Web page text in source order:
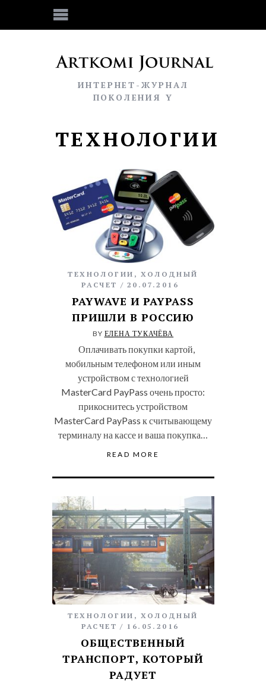
ИНТЕРНЕТ-ЖУРНАЛ
ПОКОЛЕНИЯ Y
ТЕХНОЛОГИИ
ТЕХНОЛОГИИ ,ХОЛОДНЫЙ
РАСЧЕТ
20.07.2016
PAYWAVE И PAYPASS
ПРИШЛИ В РОССИЮ
BY ЕЛЕНА ТУКАЧЁВА
Оплачивать покупки картой,
мобильным телефоном или иным
устройством с технологией
MasterCard PayPass очень просто:
прикоснитесь устройством
MasterCard PayPass к считывающему
терминалу на кассе и ваша покупка…
READ MORE
ТЕХНОЛОГИИ ,ХОЛОДНЫЙ
РАСЧЕТ
16.05.2016
ОБЩЕСТВЕННЫЙ
ТРАНСПОРТ, КОТОРЫЙ
РАДУЕТ